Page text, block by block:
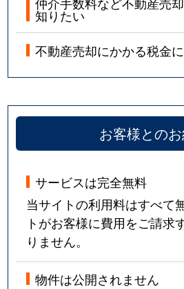
知りたい
不動産売却にかかる税金
お客様との
サービスは完全無料
当サイトの利用料はすべて
トがお客様に費用をご請求
りません。
物件は公開されません